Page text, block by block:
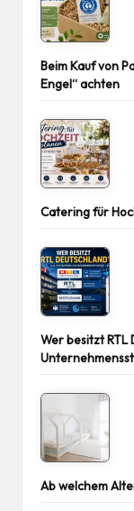
Beim Kauf von
Engel“ achten
Catering für
Wer besitzt
Ab welchem